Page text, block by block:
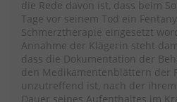
die Rede davon ist, dass beim
Tage vor seinem Tod ein
Schmerztherapie eingesetzt
Annahme der Klägerin steht
dass die Dokumentation der
den Medikamentenblättern der
unzutreffend ist, nach der
Dauer seines Aufenthaltes im